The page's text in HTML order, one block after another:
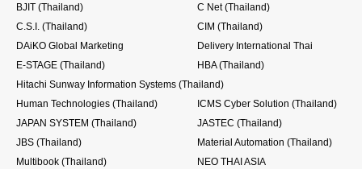
BJIT (Thailand)
C Net (Thailand)
C.S.I. (Thailand)
CIM (Thailand)
DAiKO Global Marketing
Delivery International Thai
E-STAGE (Thailand)
HBA (Thailand)
Hitachi Sunway Information Systems (Thailand)
Human Technologies (Thailand)
ICMS Cyber Solution (Thailand)
JAPAN SYSTEM (Thailand)
JASTEC (Thailand)
JBS (Thailand)
Material Automation (Thailand)
Multibook (Thailand)
NEO THAI ASIA